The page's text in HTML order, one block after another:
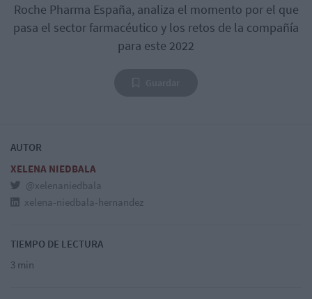
Roche Pharma España, analiza el momento por el que
pasa el sector farmacéutico y los retos de la compañía
para este 2022
AUTOR
XELENA NIEDBALA
@xelenaniedbala
xelena-niedbala-hernandez
TIEMPO DE LECTURA
3 min